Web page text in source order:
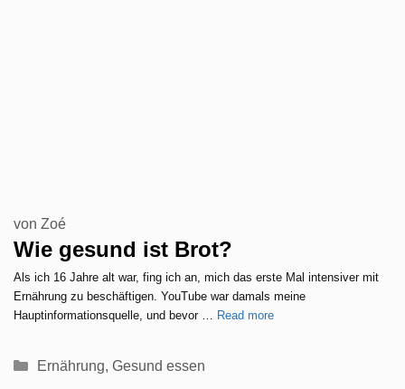
Wie gesund ist Brot?
von Zoé
Als ich 16 Jahre alt war, fing ich an, mich das erste Mal intensiver mit
Ernährung zu beschäftigen. YouTube war damals meine
Hauptinformationsquelle, und bevor … Read more
Kategorien
Ernährung, Gesund essen